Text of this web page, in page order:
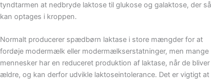
tyndtarmen at nedbryde laktose til glukose og galaktose, der så
kan optages i kroppen.
Normalt producerer spædbørn laktase i store mængder for at
fordøje modermælk eller modermælkserstatninger, men mange
mennesker har en reduceret produktion af laktase, når de bliver
ældre, og kan derfor udvikle laktoseintolerance. Det er vigtigt at